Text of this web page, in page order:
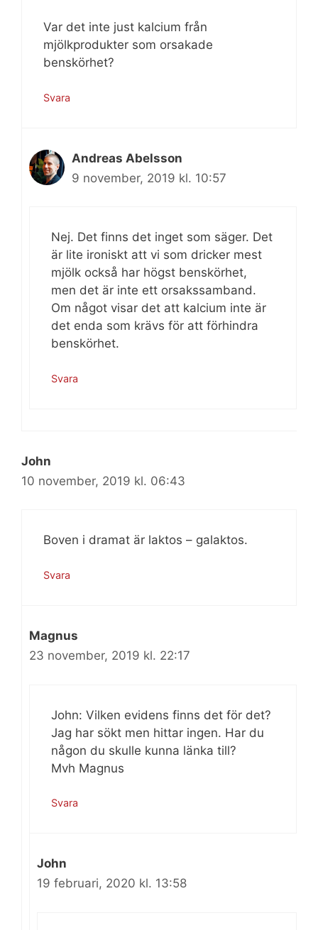
Var det inte just kalcium från
mjölkprodukter som orsakade
benskörhet?
Svara
Andreas Abelsson
9 november, 2019 kl. 10:57
Nej. Det finns det inget som säger. Det
är lite ironiskt att vi som dricker mest
mjölk också har högst benskörhet,
men det är inte ett orsakssamband.
Om något visar det att kalcium inte är
det enda som krävs för att förhindra
benskörhet.
Svara
John
10 november, 2019 kl. 06:43
Boven i dramat är laktos – galaktos.
Svara
Magnus
23 november, 2019 kl. 22:17
John: Vilken evidens finns det för det?
Jag har sökt men hittar ingen. Har du
någon du skulle kunna länka till?
Mvh Magnus
Svara
John
19 februari, 2020 kl. 13:58